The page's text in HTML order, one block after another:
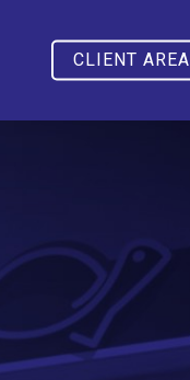
CLIENT AREA